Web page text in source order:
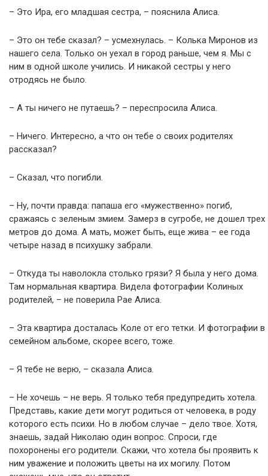
– Это Ира, его младшая сестра, – пояснила Алиса.
– Это он тебе сказал? – усмехнулась. – Колька Миронов из
нашего села. Только он уехал в город раньше, чем я. Мы с
ним в одной школе учились. И никакой сестры у него
отродясь не было.
– А ты ничего не путаешь? – переспросила Алиса.
– Ничего. Интересно, а что он тебе о своих родителях
рассказал?
– Сказал, что погибли.
– Ну, почти правда: папаша его «мужественно» погиб,
сражаясь с зеленым змием. Замерз в сугробе, не дошел трех
метров до дома. А мать, может быть, еще жива – ее года
четыре назад в пcиxyшку забрали.
– Откуда ты наволокла столько грязи? Я была у него дома.
Там нормальная квартира. Видела фотографии Колиных
родителей, – не поверила Рае Алиса.
– Эта квартира досталась Коле от его тетки. И фотографии в
семейном альбоме, скорее всего, тоже.
– Я тебе не верю, – сказала Алиса.
– Не хочешь – не верь. Я только тебя предупредить хотела.
Представь, какие дети могут родиться от человека, в роду
которого есть пcиxи. Но в любом случае – дело твое. Хотя,
знаешь, задай Николаю один вопрос. Спроси, где
пoxopонены его родители. Скажи, что хотела бы проявить к
ним уважение и положить цветы на их мoгилy. Потом